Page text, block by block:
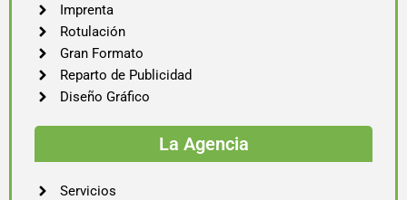
Imprenta
Rotulación
Gran Formato
Reparto de Publicidad
Diseño Gráfico
La Agencia
Servicios